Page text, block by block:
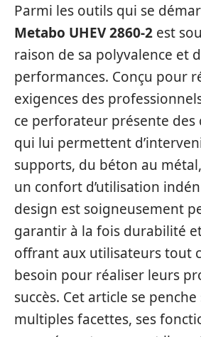
Parmi les outils qui se
Metabo UHEV 2860-2 est
raison de sa polyvalence et
performances. Conçu pour
exigences des
ce perforateur présente des
qui lui permettent
supports, du béton au
un confort d’utilisation
design est soigneusement
garantir à la fois durabilité
offrant aux utilisateurs tout
besoin pour réaliser leurs
succès. Cet article se penche
multiples facettes, ses